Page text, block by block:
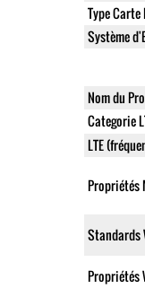
Type
Système
Nom du
Categorie
LTE
Propriétés
Standards
Propriétés